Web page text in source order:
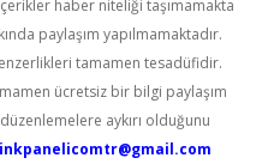
haber niteliği taşımamakta
paylaşım yapılmamaktadır.
tamamen tesadüfidir.
ücretsiz bir bilgi paylaşım
aykırı olduğunu